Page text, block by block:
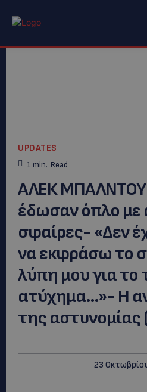
UPDATES
1 min. Read
ΑΛΕΚ
έδωσαν όπλο με
σφαίρες- «Δεν
να εκφράσω το
λύπη μου για το
ατύχημα…»- Η
της
23